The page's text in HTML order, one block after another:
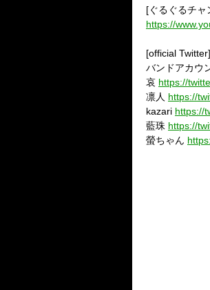
[ぐるぐるチャ
https://
[official Twitter]
バンドアカウ
哀 https://
凛人 https://
kazari https://
藍珠 https://
螢ちゃん